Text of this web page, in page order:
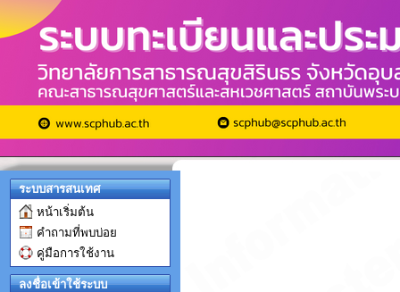
ระบบสารสนเทศ
หน้าเริ่มต้น
คำถามที่พบบ่อย
คู่มือการใช้งาน
ลงชื่อเข้าใช้ระบบ